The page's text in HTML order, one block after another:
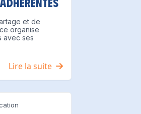
et de
organise
avec ses
Lire la suite